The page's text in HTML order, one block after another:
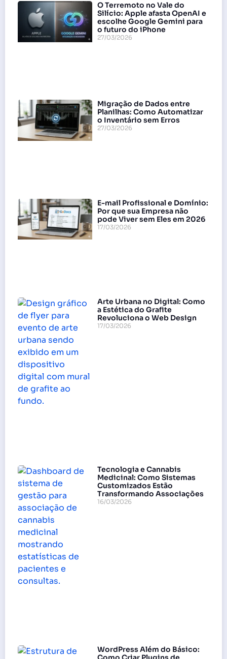
O Terremoto no Vale do
Silício: Apple afasta OpenAI e
escolhe Google Gemini para
o futuro do iPhone
27/03/2026
Migração de Dados entre
Planilhas: Como Automatizar
o Inventário sem Erros
27/03/2026
E-mail Profissional e Domínio:
Por que sua Empresa não
pode Viver sem Eles em 2026
17/03/2026
Arte Urbana no Digital: Como
a Estética do Grafite
Revoluciona o Web Design
17/03/2026
Tecnologia e Cannabis
Medicinal: Como Sistemas
Customizados Estão
Transformando Associações
16/03/2026
WordPress Além do Básico: